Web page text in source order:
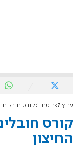
ערוץ 7 ביטחון קורס
קורס
החיצון